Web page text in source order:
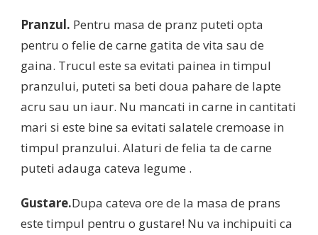
Pranzul. Pentru masa de pranz puteti opta
pentru o felie de carne gatita de vita sau de
gaina. Trucul este sa evitati painea in timpul
pranzului, puteti sa beti doua pahare de lapte
acru sau un iaur. Nu mancati in carne in cantitati
mari si este bine sa evitati salatele cremoase in
timpul pranzului. Alaturi de felia ta de carne
puteti adauga cateva legume .
Gustare.Dupa cateva ore de la masa de prans
este timpul pentru o gustare! Nu va inchipuiti ca